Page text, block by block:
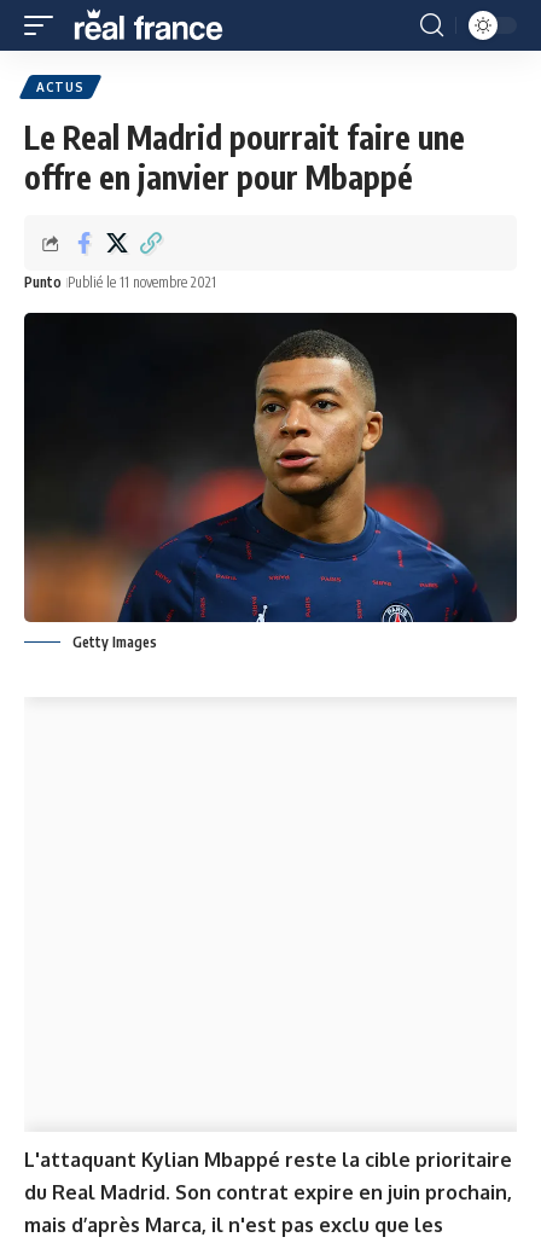
ACTUS
Le Real Madrid pourrait faire une
offre en janvier pour Mbappé
Punto Publié le 11 novembre 2021
Getty Images
L'attaquant Kylian Mbappé reste la cible prioritaire
du Real Madrid. Son contrat expire en juin prochain,
mais d’après Marca, il n'est pas exclu que les